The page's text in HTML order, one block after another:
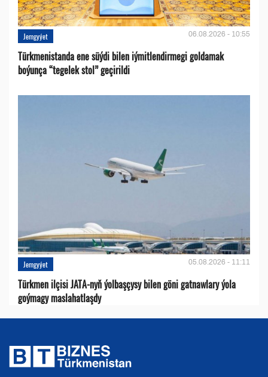
Jemgyýet 06.08.2026 - 10:55
Türkmenistanda ene süýdi bilen iýmitlendirmegi goldamak
boýunça “tegelek stol” geçirildi
Jemgyýet 05.08.2026 - 11:11
Türkmen ilçisi JATA-nyň ýolbaşçysy bilen göni gatnawlary ýola
goýmagy maslahatlaşdy